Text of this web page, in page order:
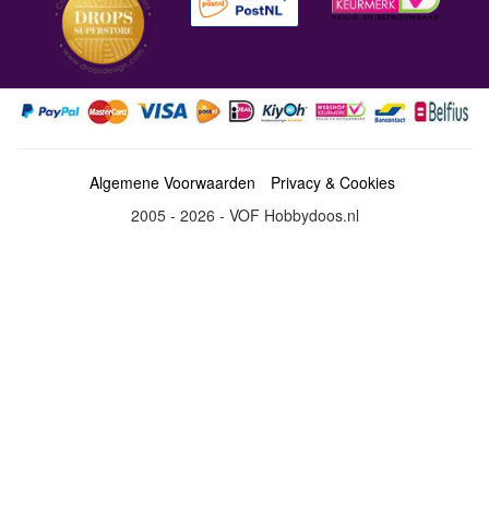
Algemene Voorwaarden
Privacy & Cookies
2005 - 2026 - VOF Hobbydoos.nl